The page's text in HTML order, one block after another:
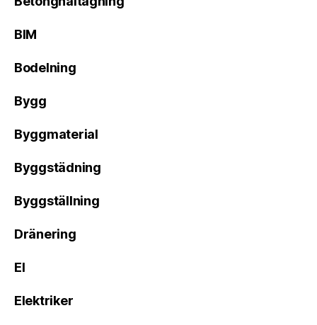
BIM
Bodelning
Bygg
Byggmaterial
Byggstädning
Byggställning
Dränering
El
Elektriker